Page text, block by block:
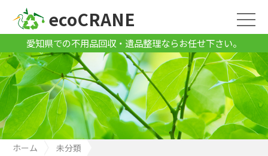
愛知県での不用品回収・遺品整理ならお任せ下さい。
ecoCRANE
ホーム
未分類